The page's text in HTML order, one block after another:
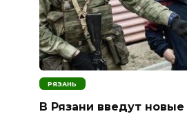
РЯЗАНЬ
В Рязани введут новые